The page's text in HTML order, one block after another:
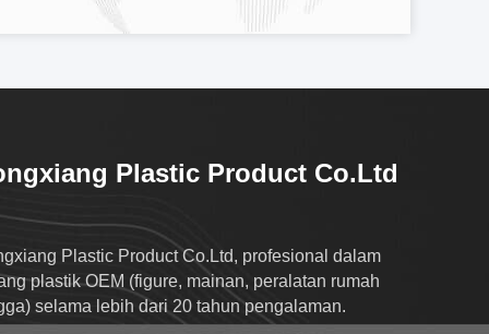
Plastic Product Co.Ltd
Plastic Product Co.Ltd, profesional dalam
plastik OEM (figure, mainan, peralatan rumah
selama lebih dari 20 tahun pengalaman.